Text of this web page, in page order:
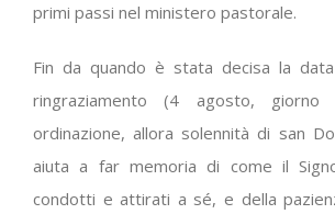
primi passi nel ministero pastorale.
Fin da quando è stata decisa la
ringraziamento (4 agosto, giorno
ordinazione, allora solennità di san
aiuta a far memoria di come il
condotti e attirati a sé, e della